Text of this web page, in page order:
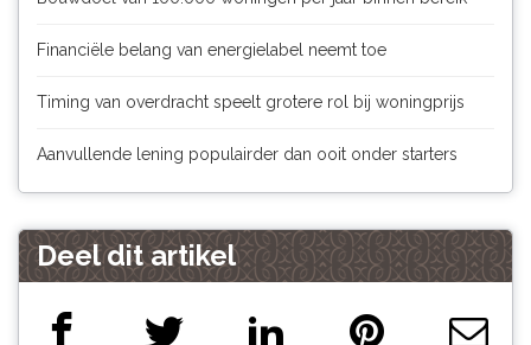
Financiële belang van energielabel neemt toe
Timing van overdracht speelt grotere rol bij woningprijs
Aanvullende lening populairder dan ooit onder starters
Deel dit artikel